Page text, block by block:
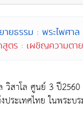
ายธรรม : พระไพศาล
ตร : เผชิญความตา
วิสาโล ศูนย์ 3 ปี2560
ระเทศไทย ในพระบ